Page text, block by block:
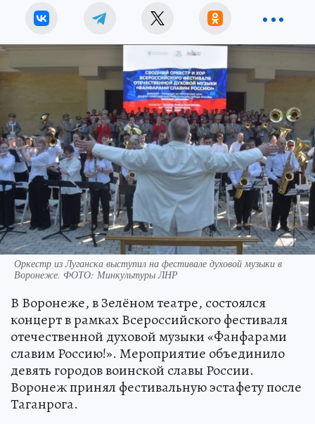
Оркестр из Луганска выступил на фестивале духовой музыки в
Воронеже. ФОТО: Минкультуры ЛНР
В Воронеже, в Зелёном театре, состоялся
концерт в рамках Всероссийского фестиваля
отечественной духовой музыки «Фанфарами
славим Россию!». Мероприятие объединило
девять городов воинской славы России.
Воронеж принял фестивальную эстафету после
Таганрога.